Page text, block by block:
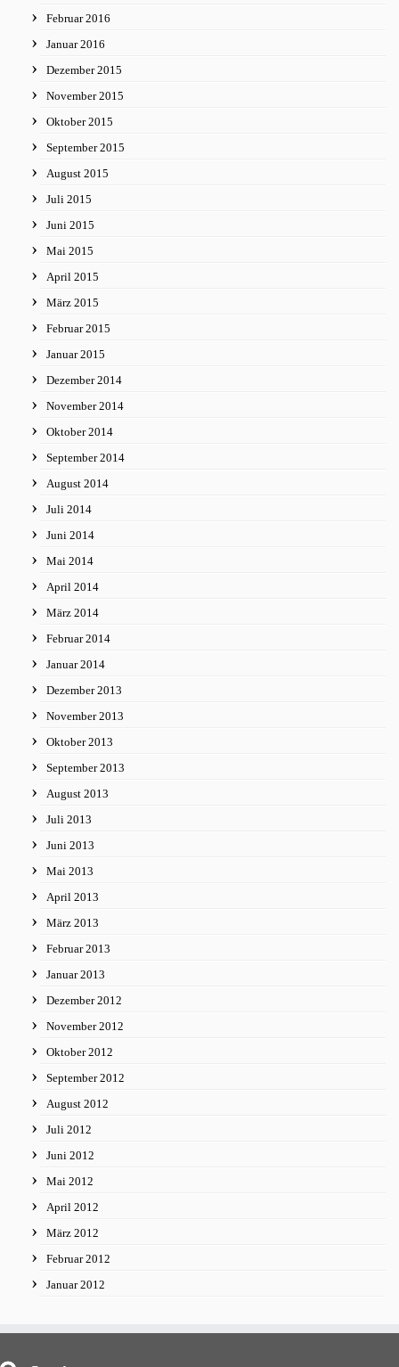
Februar 2016
Januar 2016
Dezember 2015
November 2015
Oktober 2015
September 2015
August 2015
Juli 2015
Juni 2015
Mai 2015
April 2015
März 2015
Februar 2015
Januar 2015
Dezember 2014
November 2014
Oktober 2014
September 2014
August 2014
Juli 2014
Juni 2014
Mai 2014
April 2014
März 2014
Februar 2014
Januar 2014
Dezember 2013
November 2013
Oktober 2013
September 2013
August 2013
Juli 2013
Juni 2013
Mai 2013
April 2013
März 2013
Februar 2013
Januar 2013
Dezember 2012
November 2012
Oktober 2012
September 2012
August 2012
Juli 2012
Juni 2012
Mai 2012
April 2012
März 2012
Februar 2012
Januar 2012